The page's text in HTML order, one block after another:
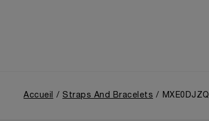
Accueil Straps And Bracelets MXE0DJZQ